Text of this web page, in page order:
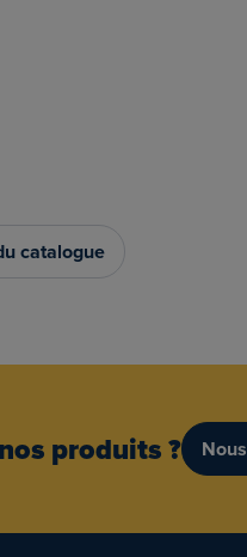
catalogue
produits ?